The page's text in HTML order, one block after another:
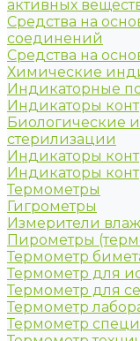
активных
Средства на
соединений
Средства на
Химические
Индикаторные
Индикаторы
Биологические
стерилизации
Индикаторы
Индикаторы
Термометры
Гигрометры
Измерители
Пирометры
Термометр
Термометр для
Термометр для
Термометр
Термометр